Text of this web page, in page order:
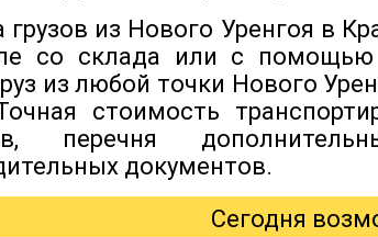
грузов из Нового Уренгоя в
со склада или с помощью
из любой точки Нового
стоимость
перечня
документов.
Сегодня